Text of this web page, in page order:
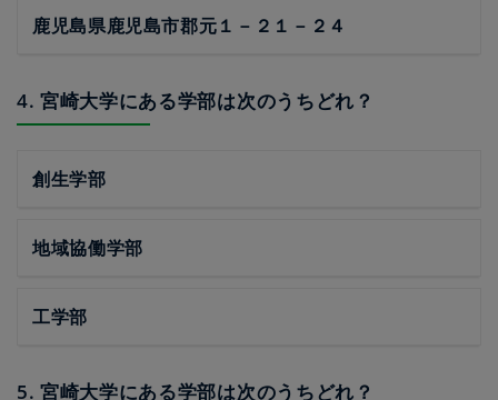
鹿児島県鹿児島市郡元１－２１－２４
4. 宮崎大学にある学部は次のうちどれ？
創生学部
地域協働学部
工学部
5. 宮崎大学にある学部は次のうちどれ？